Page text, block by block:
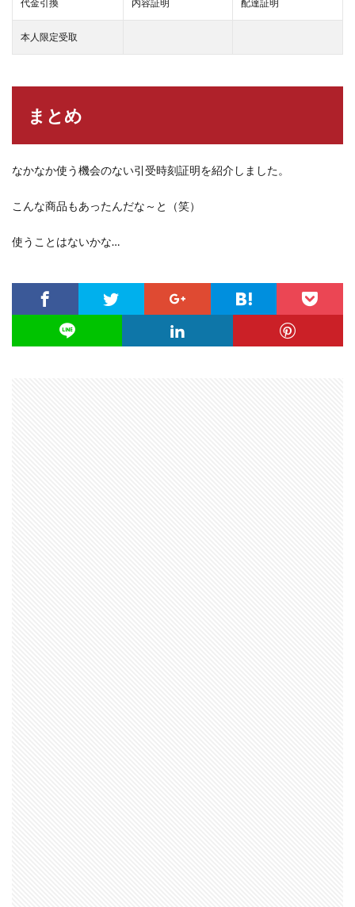
代金引換 内容証明 配達証明
本人限定受取
まとめ
なかなか使う機会のない引受時刻証明を紹介しました。
こんな商品もあったんだな～と（笑）
使うことはないかな…